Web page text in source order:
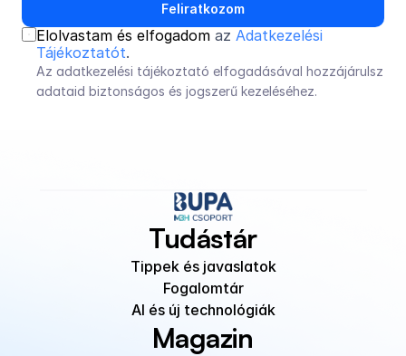
Feliratkozom
Elolvastam és elfogadom az Adatkezelési
Tájékoztatót.
Az adatkezelési tájékoztató elfogadásával hozzájárulsz
adataid biztonságos és jogszerű kezeléséhez.
Tudástár
Tippek és javaslatok
Fogalomtár
AI és új technológiák
Magazin